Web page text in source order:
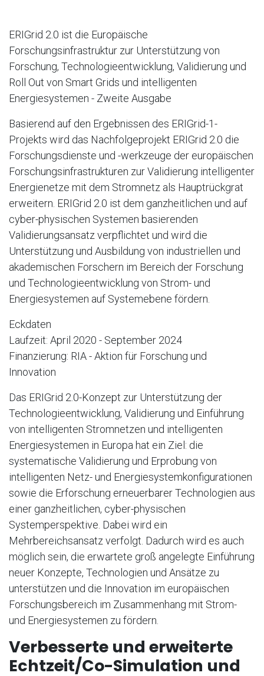
ERIGrid 2.0 ist die Europäische
Forschungsinfrastruktur zur Unterstützung von
Forschung, Technologieentwicklung, Validierung und
Roll Out von Smart Grids und intelligenten
Energiesystemen - Zweite Ausgabe
Basierend auf den Ergebnissen des ERIGrid-1-
Projekts wird das Nachfolgeprojekt ERIGrid 2.0 die
Forschungsdienste und -werkzeuge der europäischen
Forschungsinfrastrukturen zur Validierung intelligenter
Energienetze mit dem Stromnetz als Hauptrückgrat
erweitern. ERIGrid 2.0 ist dem ganzheitlichen und auf
cyber-physischen Systemen basierenden
Validierungsansatz verpflichtet und wird die
Unterstützung und Ausbildung von industriellen und
akademischen Forschern im Bereich der Forschung
und Technologieentwicklung von Strom- und
Energiesystemen auf Systemebene fördern.
Eckdaten
Laufzeit: April 2020 - September 2024
Finanzierung: RIA - Aktion für Forschung und
Innovation
Das ERIGrid 2.0-Konzept zur Unterstützung der
Technologieentwicklung, Validierung und Einführung
von intelligenten Stromnetzen und intelligenten
Energiesystemen in Europa hat ein Ziel: die
systematische Validierung und Erprobung von
intelligenten Netz- und Energiesystemkonfigurationen
sowie die Erforschung erneuerbarer Technologien aus
einer ganzheitlichen, cyber-physischen
Systemperspektive. Dabei wird ein
Mehrbereichsansatz verfolgt. Dadurch wird es auch
möglich sein, die erwartete groß angelegte Einführung
neuer Konzepte, Technologien und Ansätze zu
unterstützen und die Innovation im europäischen
Forschungsbereich im Zusammenhang mit Strom-
und Energiesystemen zu fördern.
Verbesserte und erweiterte
Echtzeit/Co-Simulation und